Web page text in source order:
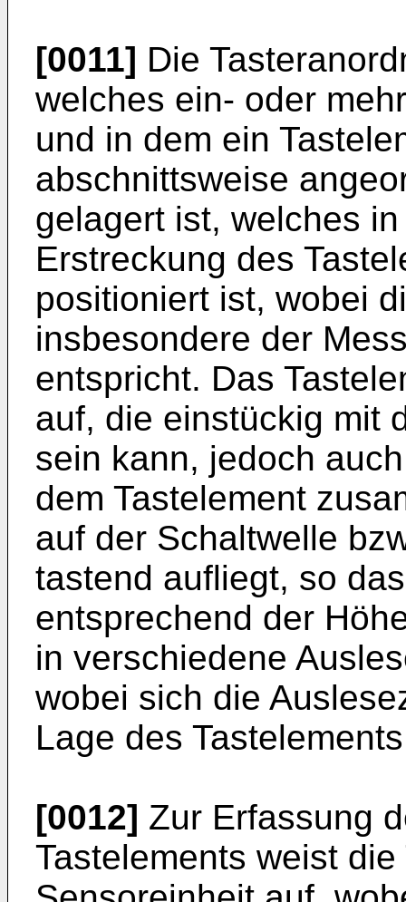
[0011] Die
welches ein- oder
und in dem ein
abschnittsweise
gelagert ist, welches
Erstreckung des
positioniert ist, wobei
insbesondere der
entspricht. Das
auf, die einstückig mit
sein kann, jedoch
dem Tastelement
auf der Schaltwelle
tastend aufliegt, so
entsprechend der
in verschiedene
wobei sich die
Lage des
[0012] Zur Erfassung
Tastelements weist